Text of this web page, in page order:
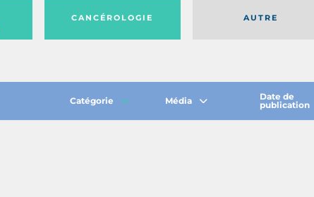
AUTRE
CANCÉROLOGIE
Catégorie Média
Date de
publication